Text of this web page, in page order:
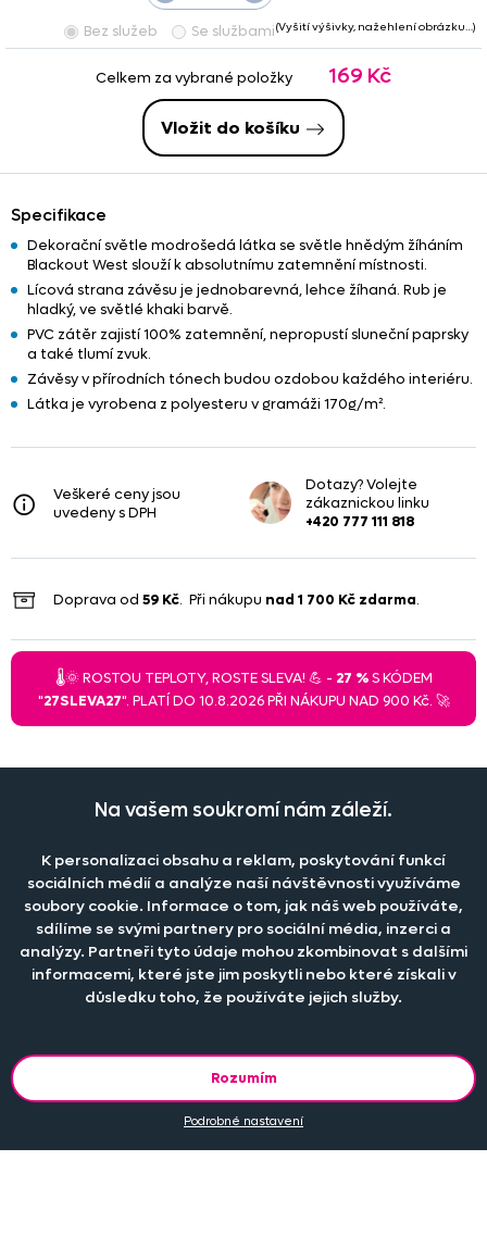
Při větším odběru pro hotely, restaurace a rozpočtové
organizace nabízíme zajímavé slevy, více informací
Bez služeb Se službami(Vyšití výšivky, nažehlení obrázku…)
Celkem za vybrané položky 169 Kč
Vložit do košíku
Specifikace
Dekorační světle modrošedá látka se světle hnědým žíháním
Blackout West slouží k absolutnímu zatemnění místnosti.
Lícová strana závěsu je jednobarevná, lehce žíhaná. Rub je
hladký, ve světlé khaki barvě.
PVC zátěr zajistí 100% zatemnění, nepropustí sluneční paprsky
a také tlumí zvuk.
Závěsy v přírodních tónech budou ozdobou každého interiéru.
Látka je vyrobena z polyesteru v gramáži 170g/m².
Veškeré ceny jsou
uvedeny s DPH
Dotazy? Volejte
zákaznickou linku
+420 777 111 818
Doprava od 59 Kč. Při nákupu nad 1 700 Kč zdarma.
🌡️🌞 ROSTOU TEPLOTY, ROSTE SLEVA! 💪 - 27 %S KÓDEM
"27SLEVA27". PLATÍ DO 10.8.2026 PŘI NÁKUPU NAD 900 Kč. 🚀
Staňte se členem klubu Dante.cz
Naše společnost
Doprava a platba
Kontakt
Obchodní podmínky
Nastavení cookies
Časté dotazy
Jak změřit okno pro nákup záclon?
Jak prát záclony a závěsy?
Jak prát povlečení a prostěradla?
PRODEJNÍ ODDĚLENÍ - TELEFONICKY
po-pá 7:30 - 16:00
Tel.:777 111 818
dotazy@dante.cz
Na vašem soukromí nám záleží.
K personalizaci obsahu a reklam, poskytování funkcí
sociálních médií a analýze naší návštěvnosti využíváme
soubory cookie. Informace o tom, jak náš web používáte,
sdílíme se svými partnery pro sociální média, inzerci a
analýzy. Partneři tyto údaje mohou zkombinovat s dalšími
informacemi, které jste jim poskytli nebo které získali v
důsledku toho, že používáte jejich služby.
Rozumím
Podrobné nastavení